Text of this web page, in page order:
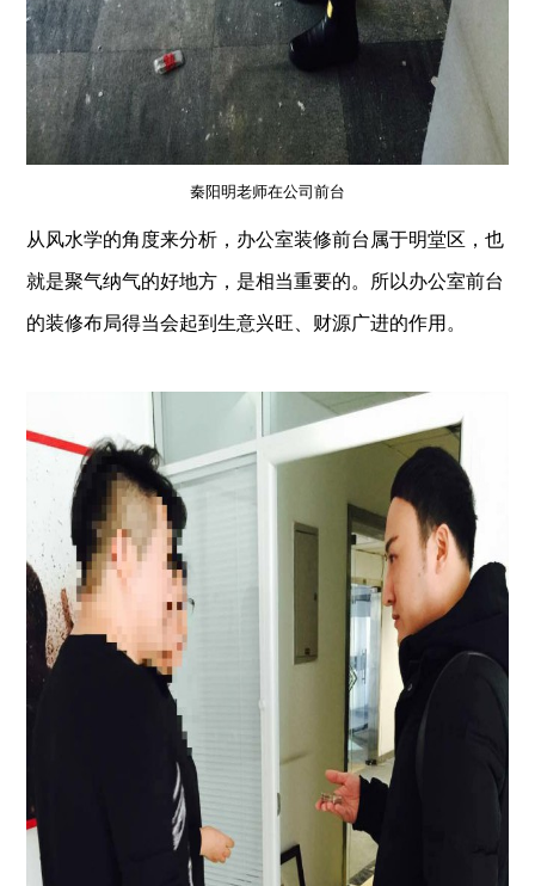
秦阳明老师在公司前台
从风水学的角度来分析，办公室装修前台属于明堂区，也
就是聚气纳气的好地方，是相当重要的。所以办公室前台
的装修布局得当会起到生意兴旺、财源广进的作用。